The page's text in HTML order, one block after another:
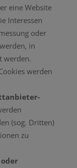
eine Website
Interessen
oder
in
werden.
werden
(sog. Dritten)
zu